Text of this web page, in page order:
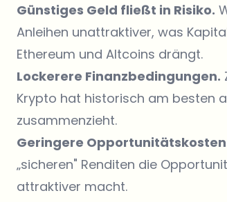
Günstiges Geld fließt in Risiko.
Anleihen unattraktiver, was
Ethereum und Altcoins drängt.
Lockerere Finanzbedingungen.
Krypto hat historisch am besten
zusammenzieht.
Geringere
„sicheren" Renditen die
attraktiver macht.